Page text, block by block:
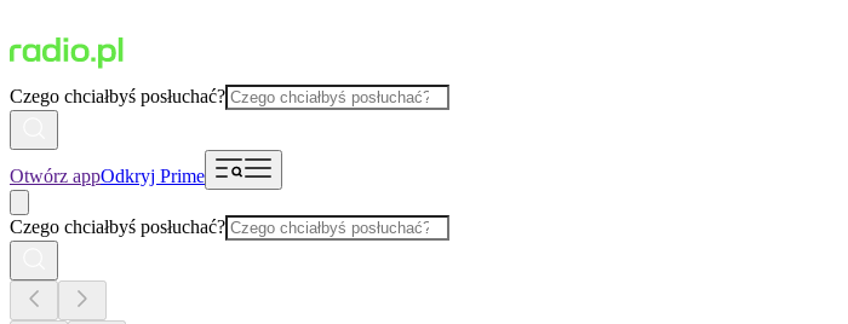
Czego chciałbyś posłuchać?
Otwórz appOdkryj Prime
Czego chciałbyś posłuchać?